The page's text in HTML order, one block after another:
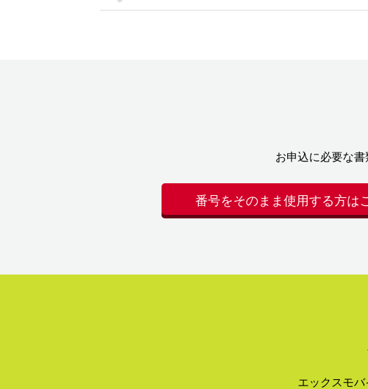
お申込に必要な
番号をそのまま使用する方は
エックスモバ